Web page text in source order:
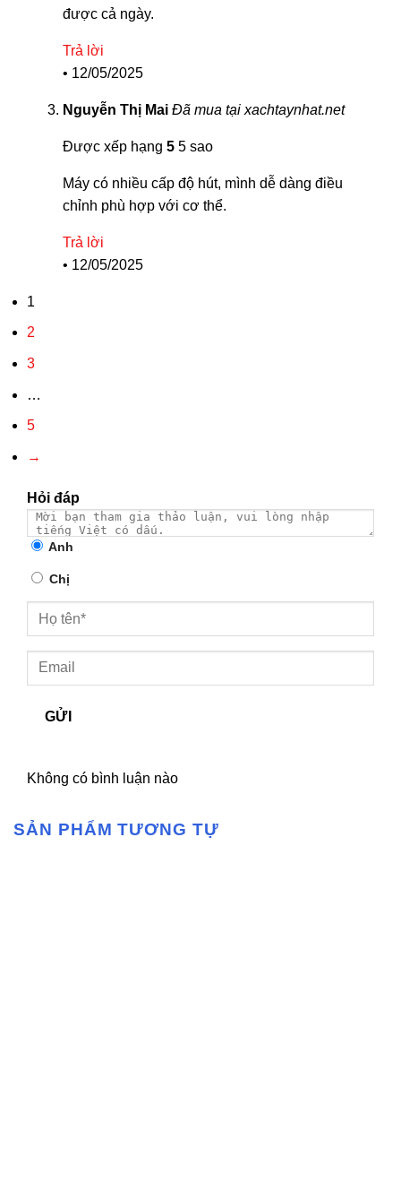
được cả ngày.
Trả lời
• 12/05/2025
Nguyễn Thị Mai Đã mua tại xachtaynhat.net
Được xếp hạng 5 5 sao
Máy có nhiều cấp độ hút, mình dễ dàng điều
chỉnh phù hợp với cơ thể.
Trả lời
• 12/05/2025
1
2
3
…
5
→
Hỏi đáp
Anh
Chị
GỬI
Không có bình luận nào
SẢN PHẨM TƯƠNG TỰ